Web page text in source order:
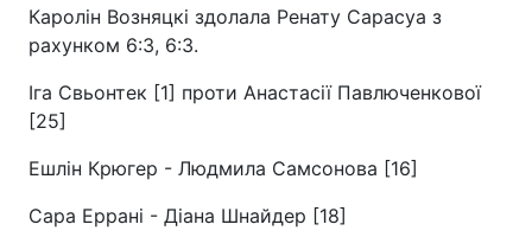
Каролін Возняцкі здолала Ренату Сарасуа з
рахунком 6:3, 6:3.
Іга Свьонтек [1] проти Анастасії Павлюченкової
[25]
Ешлін Крюгер - Людмила Самсонова [16]
Сара Еррані - Діана Шнайдер [18]